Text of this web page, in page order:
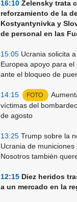
16:10 Zelensky trata
reforzamiento de la
Kostyantynivka y
de personal en las
15:05 Ucrania solicita
Europea apoyo para el
ante el bloqueo de
14:15 FOTO
víctimas del
de agosto
13:25 Trump sobre la
Ucrania de municiones
Nosotros también
12:15 Diez heridos
a un mercado en la